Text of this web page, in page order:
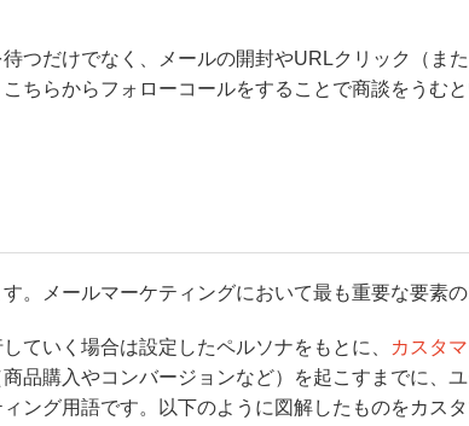
つだけでなく、メールの開封やURLクリック（ま
ちらからフォローコールをすることで商談をうむ
。メールマーケティングにおいて最も重要な要素の
ていく場合は設定したペルソナをもとに、 カスタ
品購入やコンバージョンなど）を起こすまでに、
ング用語です。以下のように図解したものをカス